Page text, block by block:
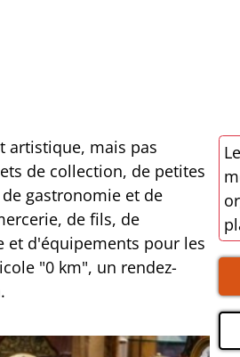
artistique, mais pas
de collection, de petites
gastronomie et de
de fils, de
et d'équipements pour les
"0 km", un rendez-